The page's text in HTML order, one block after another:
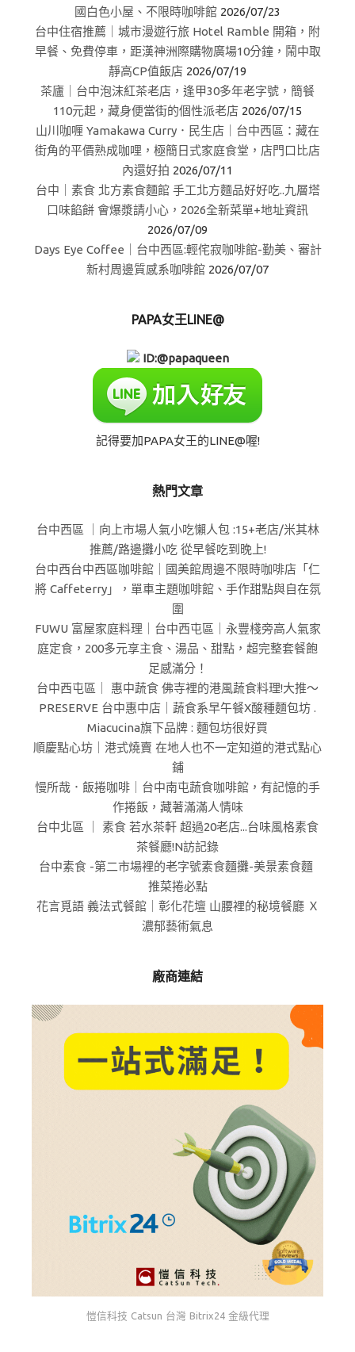
國白色小屋、不限時咖啡館 2026/07/23
台中住宿推薦｜城市漫遊行旅 Hotel Ramble 開箱，附
早餐、免費停車，距漢神洲際購物廣場10分鐘，鬧中取
靜高CP值飯店 2026/07/19
茶廬｜台中泡沫紅茶老店，逢甲30多年老字號，簡餐
110元起，藏身便當街的個性派老店 2026/07/15
山川咖喱 Yamakawa Curry．民生店｜台中西區：藏在
街角的平價熟成咖哩，極簡日式家庭食堂，店門口比店
內還好拍 2026/07/11
台中｜素食 北方素食麵館 手工北方麵品好好吃..九層塔
口味餡餅 會爆漿請小心，2026全新菜單+地址資訊
2026/07/09
Days Eye Coffee｜台中西區:輕侘寂咖啡館-勤美、審計
新村周邊質感系咖啡館 2026/07/07
PAPA女王LINE@
ID:@papaqueen
記得要加PAPA女王的LINE@喔!
熱門文章
台中西區 ｜向上市場人氣小吃懶人包 :15+老店/米其林
推薦/路邊攤小吃 從早餐吃到晚上!
台中西台中西區咖啡館｜國美館周邊不限時咖啡店「仁
將 Caffeterry」，單車主題咖啡館、手作甜點與自在氛
圍
FUWU 富屋家庭料理｜台中西屯區｜永豐棧旁高人氣家
庭定食，200多元享主食、湯品、甜點，超完整套餐飽
足感滿分！
台中西屯區｜ 惠中蔬食 佛寺裡的港風蔬食料理!大推～
PRESERVE 台中惠中店｜蔬食系早午餐X酸種麵包坊 .
Miacucina旗下品牌 : 麵包坊很好買
順慶點心坊｜港式燒賣 在地人也不一定知道的港式點心
鋪
慢所哉．飯捲咖啡｜台中南屯蔬食咖啡館，有記憶的手
作捲飯，藏著滿滿人情味
台中北區 ｜ 素食 若水茶軒 超過20老店...台味風格素食
茶餐廳!N訪記錄
台中素食 -第二市場裡的老字號素食麵攤-美景素食麵
推菜捲必點
花言覓語 義法式餐館｜彰化花壇 山腰裡的秘境餐廳 Ｘ
濃郁藝術氣息
廠商連結
愷信科技 Catsun 台灣 Bitrix24 金級代理